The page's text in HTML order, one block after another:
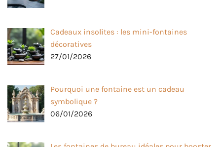
Cadeaux insolites : les mini-fontaines
décoratives
27/01/2026
Pourquoi une fontaine est un cadeau
symbolique ?
06/01/2026